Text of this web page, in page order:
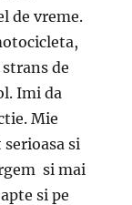
de vreme.
de
Imi da
Mie
si
si mai
si pe